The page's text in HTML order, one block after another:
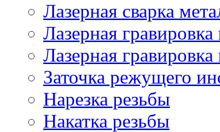
Лазерная сварка
Лазерная гравировка
Лазерная
Заточка режущего
Нарезка резьбы
Накатка резьбы